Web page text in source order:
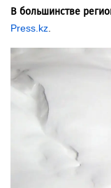
В большинстве
Press.kz.